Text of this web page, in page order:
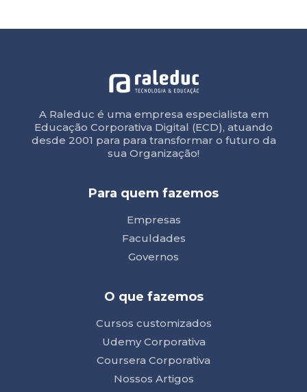
A Raleduc é uma empresa especialista em
Educação Corporativa Digital (ECD), atuando
desde 2001 para para transformar o futuro da
sua Organização!
Para quem fazemos
Empresas
Faculdades
Governos
O que fazemos
Cursos customizados
Udemy Corporativa
Coursera Corporativa
Nossos Artigos